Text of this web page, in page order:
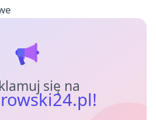
się na